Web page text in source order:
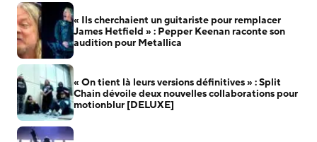
« Ils cherchaient un guitariste pour remplacer
James Hetfield » : Pepper Keenan raconte son
audition pour Metallica
« On tient là leurs versions définitives » : Split
Chain dévoile deux nouvelles collaborations pour
motionblur [DELUXE]